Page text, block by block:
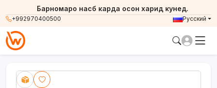
+992970400500
Барномаро насб карда осон харид кунед.
Русский